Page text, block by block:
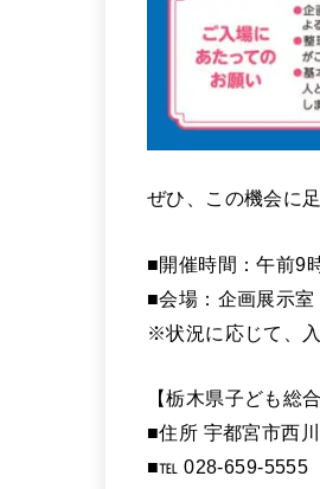
ぜひ、この機会に
■開催時間：午前9
■会場：企画展示
※状況に応じて、
【栃木県子ども総
■住所 宇都宮市西
■℡ 028-659-5555